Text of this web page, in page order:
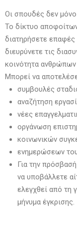
Οι σπουδές δεν
Το δίκτυο
διατηρήσετε
διευρύνετε τις
κοινότητα ανθρώπων
Μπορεί να
συμβουλές
αναζήτηση
νέες
οργάνωση
κοινωνικών
ενημερώσεων
Για την
να υποβάλλετε
ελεγχθεί από τη
μήνυμα έγκρισης.